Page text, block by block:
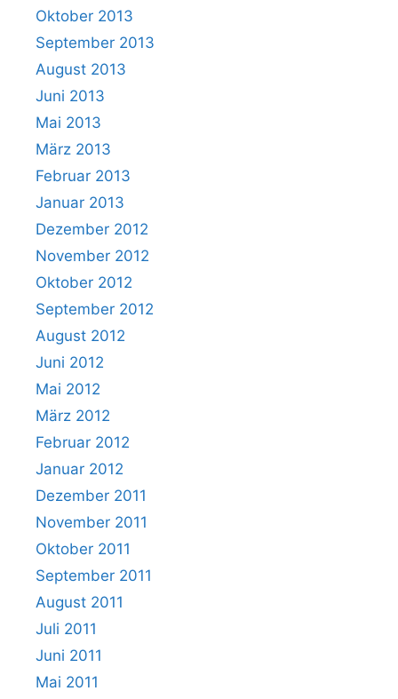
Oktober 2013
September 2013
August 2013
Juni 2013
Mai 2013
März 2013
Februar 2013
Januar 2013
Dezember 2012
November 2012
Oktober 2012
September 2012
August 2012
Juni 2012
Mai 2012
März 2012
Februar 2012
Januar 2012
Dezember 2011
November 2011
Oktober 2011
September 2011
August 2011
Juli 2011
Juni 2011
Mai 2011